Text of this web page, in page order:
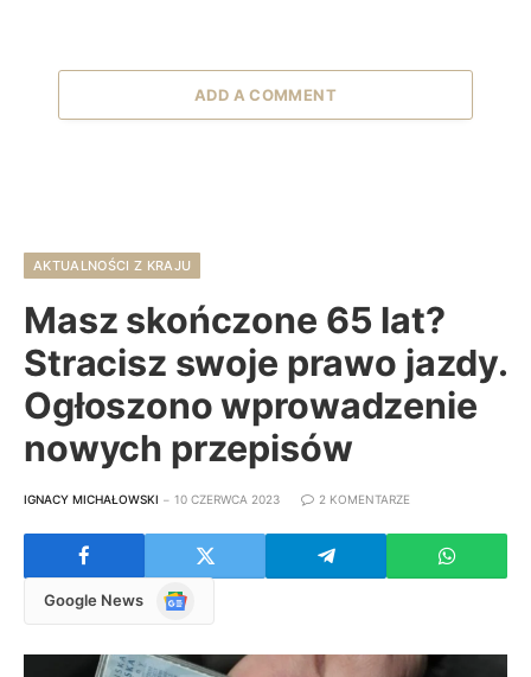
ADD A COMMENT
AKTUALNOŚCI Z KRAJU
Masz skończone 65 lat?
Stracisz swoje prawo jazdy.
Ogłoszono wprowadzenie
nowych przepisów
IGNACY MICHAŁOWSKI 10 CZERWCA 2023 2 KOMENTARZE
Google News
Google